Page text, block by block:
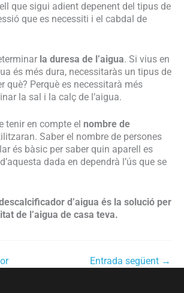
que sigui adient depenent del tipus de
que es necessiti i el cabdal de
la duresa de l’aigua. Si vius en
és més dura, necessitaràs un tipus de
què? Perquè es necessitarà més
la sal i la calç de l’aigua.
tenir en compte el nombre de
Saber el nombre de persones
és bàsic per saber quin aparell es
dada en dependrà l’ús que se
d’aigua és la solució per
de l’aigua de casa teva.
Entrada següent →